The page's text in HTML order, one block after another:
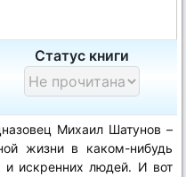
Статус книги
Михаил Шатунов –
жизни в каком-нибудь
искренних людей. И вот